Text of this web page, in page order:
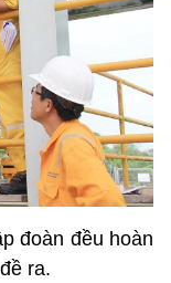
đoàn đều hoàn
ra.